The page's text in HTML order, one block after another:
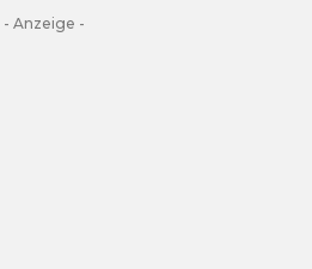
- Anzeige -